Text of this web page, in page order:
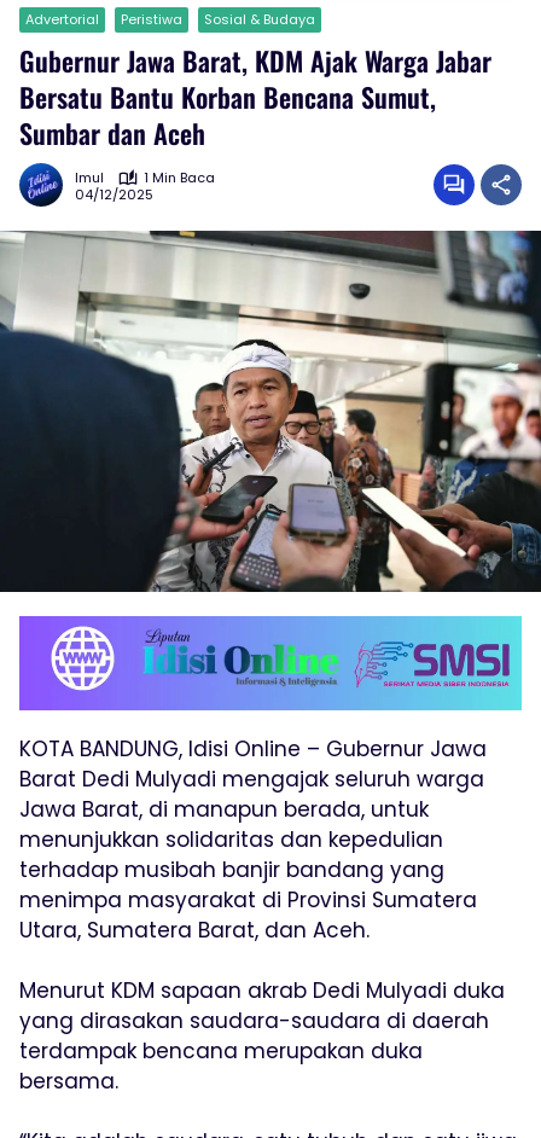
Advertorial Peristiwa Sosial & Budaya
Gubernur Jawa Barat, KDM Ajak Warga Jabar
Bersatu Bantu Korban Bencana Sumut,
Sumbar dan Aceh
Imul
1 Min Baca
04/12/2025
KOTA BANDUNG, Idisi Online – Gubernur Jawa
Barat Dedi Mulyadi mengajak seluruh warga
Jawa Barat, di manapun berada, untuk
menunjukkan solidaritas dan kepedulian
terhadap musibah banjir bandang yang
menimpa masyarakat di Provinsi Sumatera
Utara, Sumatera Barat, dan Aceh.
Menurut KDM sapaan akrab Dedi Mulyadi duka
yang dirasakan saudara-saudara di daerah
terdampak bencana merupakan duka
bersama.